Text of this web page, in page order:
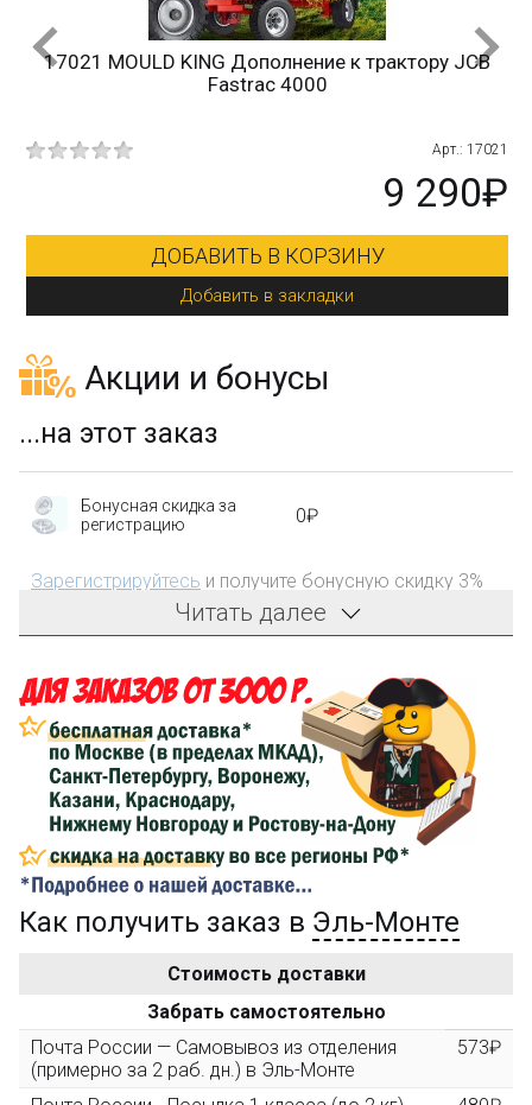
17021 MOULD KING Дополнение к трактору JCB
Fastrac 4000
Арт.: 17021
9 290₽
ДОБАВИТЬ В КОРЗИНУ
Добавить в закладки
Акции и бонусы
...на этот заказ
Бонусная скидка за
регистрацию
0₽
Зарегистрируйтесь и получите бонусную скидку 3%
на первый заказ!
затрат на доставку
Сделайте заказ на сумму не менее 3 000₽, оплатите
его на карту Сбербанка и получите 150₽ на
компенсацию доставки.
...на следующий заказ
Золотая скидка
персональная
10%
3000 рублей, Вы получите постоянную скидку на все
повторные заказы - 10%
Читать далее
Как получить заказ в Эль-Монте
Стоимость доставки
Забрать самостоятельно
Почта России — Самовывоз из отделения
(примерно за 2 раб. дн.) в Эль-Монте
573₽